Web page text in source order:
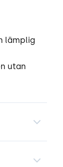
lämplig
utan